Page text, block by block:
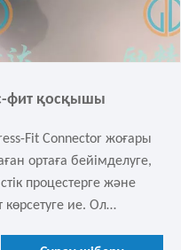
фит қосқышы
Fit Connector жоғары
ортаға бейімделуге,
процестерге және
ие. Ол